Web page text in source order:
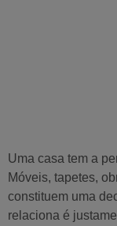
Uma casa tem a
Móveis, tapetes,
constituem uma
relaciona é